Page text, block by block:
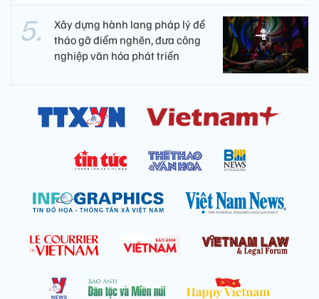
Xây dựng hành lang pháp lý để
tháo gỡ điểm nghẽn, đưa công
nghiệp văn hóa phát triển